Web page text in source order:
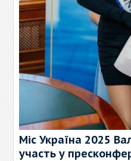
Міс Україна 2025
участь у